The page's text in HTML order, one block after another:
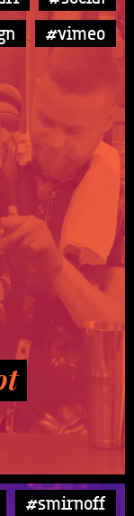
#vimeo
#smirnoff